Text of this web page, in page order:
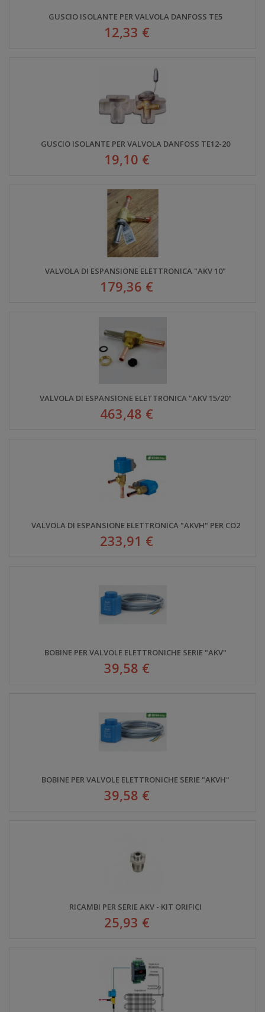
GUSCIO ISOLANTE PER VALVOLA DANFOSS TE5
12,33 €
GUSCIO ISOLANTE PER VALVOLA DANFOSS TE12-20
19,10 €
VALVOLA DI ESPANSIONE ELETTRONICA "AKV 10"
179,36 €
VALVOLA DI ESPANSIONE ELETTRONICA "AKV 15/20"
463,48 €
VALVOLA DI ESPANSIONE ELETTRONICA "AKVH" PER CO2
233,91 €
BOBINE PER VALVOLE ELETTRONICHE SERIE "AKV"
39,58 €
BOBINE PER VALVOLE ELETTRONICHE SERIE "AKVH"
39,58 €
RICAMBI PER SERIE AKV - KIT ORIFICI
25,93 €